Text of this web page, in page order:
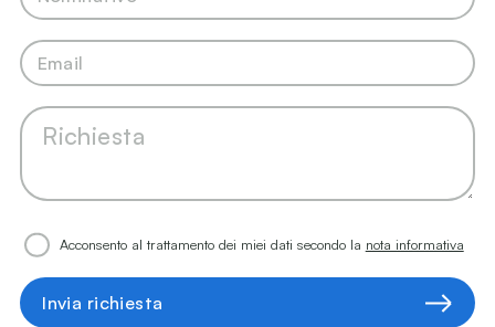
Acconsento al trattamento dei miei dati secondo la nota informativa
Invia richiesta